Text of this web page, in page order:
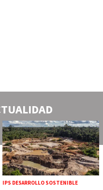
IPS DESARROLLO SOSTENIBLE